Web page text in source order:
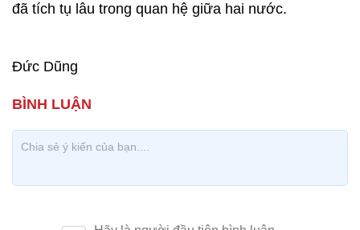
đã tích tụ lâu trong quan hệ giữa hai nước.
Đức Dũng